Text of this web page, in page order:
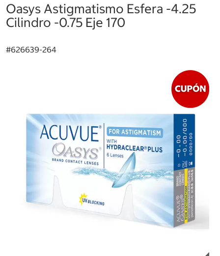
Oasys Astigmatismo Esfera -4.25
Cilindro -0.75 Eje 170
#626639-264